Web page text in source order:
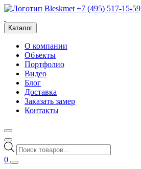
+7 (495) 517-15-59
Каталог
О компании
Объекты
Портфолио
Видео
Блог
Доставка
Заказать замер
Контакты
Поиск
товаров
0